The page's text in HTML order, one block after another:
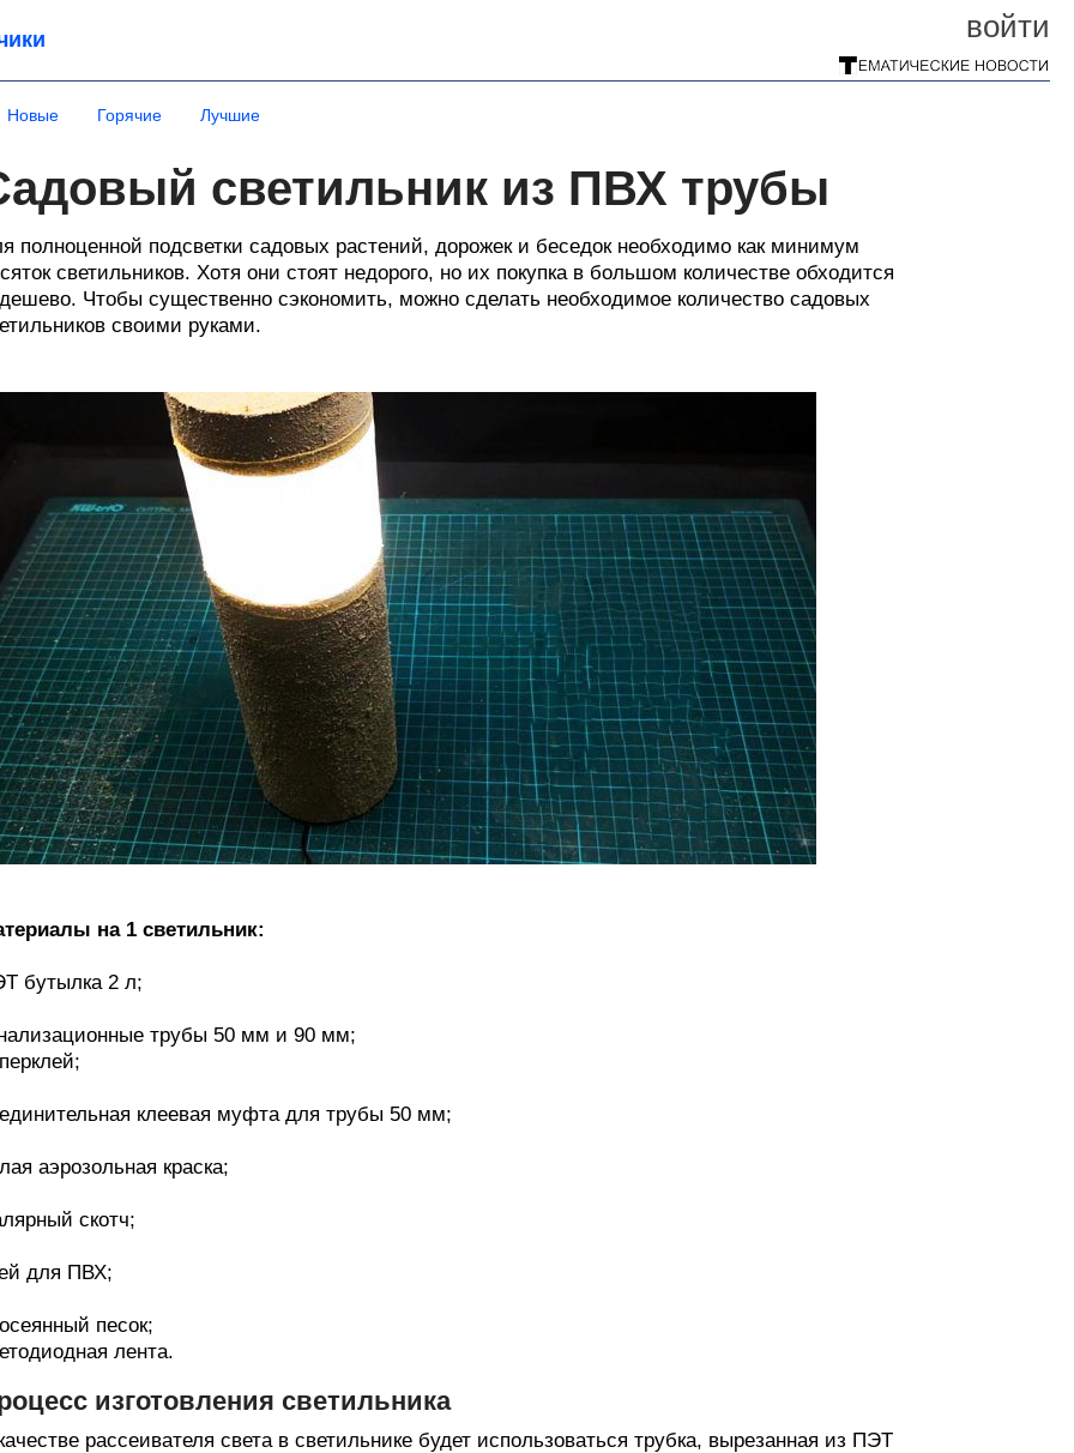
войти
Новые Горячие Лучшие
светильник из ПВХ трубы
полноценной подсветки садовых растений, дорожек и беседок необходимо как минимум
светильников. Хотя они стоят недорого, но их покупка в большом количестве обходится
Чтобы существенно сэкономить, можно сделать необходимое количество садовых
своими руками.
на 1 светильник:
бутылка 2 л;
трубы 50 мм и 90 мм;
клеевая муфта для трубы 50 мм;
аэрозольная краска;
скотч;
для ПВХ;
песок;
лента.
изготовления светильника
рассеивателя света в светильнике будет использоваться трубка, вырезанная из ПЭТ